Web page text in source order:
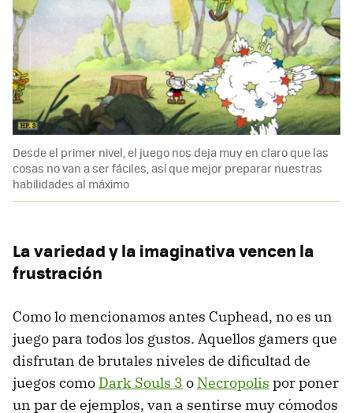
Desde el primer nivel, el juego nos deja muy en claro que las
cosas no van a ser fáciles, así que mejor preparar nuestras
habilidades al máximo
La variedad y la imaginativa vencen la
frustración
Como lo mencionamos antes Cuphead, no es un
juego para todos los gustos. Aquellos gamers que
disfrutan de brutales niveles de dificultad de
juegos como Dark Souls 3 o Necropolis por poner
un par de ejemplos, van a sentirse muy cómodos